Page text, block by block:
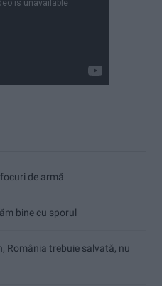
de armă
bine cu sporul
România trebuie salvată, nu